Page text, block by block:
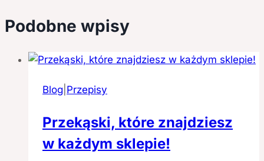
Podobne wpisy
Blog Przepisy
Przekąski, które znajdziesz
w każdym sklepie!